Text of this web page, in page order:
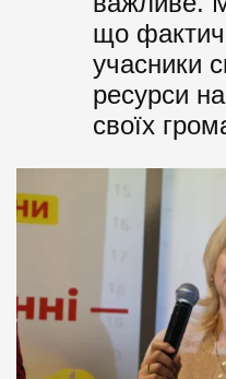
що
учасники
ресурси
своїх